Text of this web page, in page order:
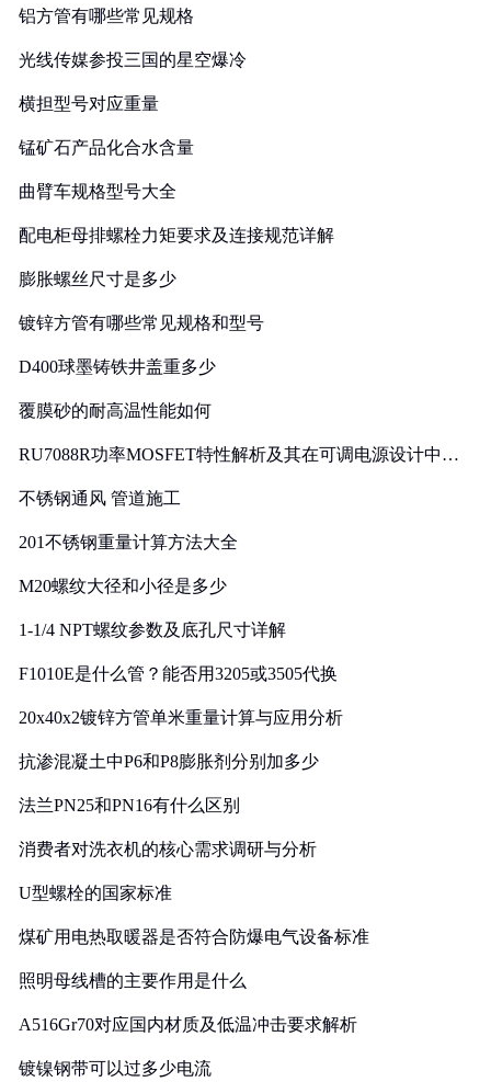
铝方管有哪些常见规格
光线传媒参投三国的星空爆冷
横担型号对应重量
锰矿石产品化合水含量
曲臂车规格型号大全
配电柜母排螺栓力矩要求及连接规范详解
膨胀螺丝尺寸是多少
镀锌方管有哪些常见规格和型号
D400球墨铸铁井盖重多少
覆膜砂的耐高温性能如何
RU7088R功率MOSFET特性解析及其在可调电源设计中的
不锈钢通风 管道施工
201不锈钢重量计算方法大全
M20螺纹大径和小径是多少
1-1/4 NPT螺纹参数及底孔尺寸详解
F1010E是什么管？能否用3205或3505代换
20x40x2镀锌方管单米重量计算与应用分析
抗渗混凝土中P6和P8膨胀剂分别加多少
法兰PN25和PN16有什么区别
消费者对洗衣机的核心需求调研与分析
U型螺栓的国家标准
煤矿用电热取暖器是否符合防爆电气设备标准
照明母线槽的主要作用是什么
A516Gr70对应国内材质及低温冲击要求解析
镀镍钢带可以过多少电流